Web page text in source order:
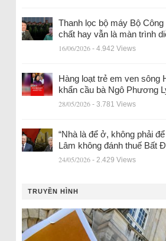
Thanh lọc bộ máy Bộ
chất hay vẫn là màn trình
16/06/2026 - 4.942 Views
Hàng loạt trẻ em ven sông
khẩn cầu bà Ngô Phương
28/05/2026 - 3.781 Views
“Nhà là để ở, không phải
Lâm không đánh thuế Bất
24/05/2026 - 2.429 Views
TRUYỀN HÌNH